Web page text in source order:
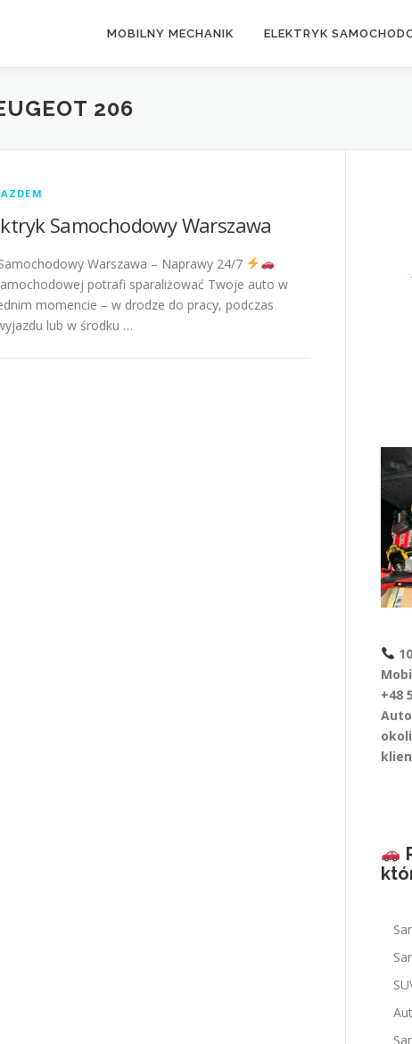
MOBILNY MECHANIK ELEKTRYK
206
Samochodowy Warszawa
Warszawa – Naprawy 24/7
potrafi sparaliżować Twoje auto w
momencie – w drodze do pracy, podczas
lub w środku …
+48